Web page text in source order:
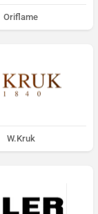
Oriflame
W.Kruk